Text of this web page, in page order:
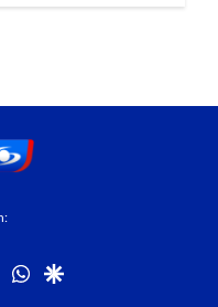
twitterwhatsapp
google